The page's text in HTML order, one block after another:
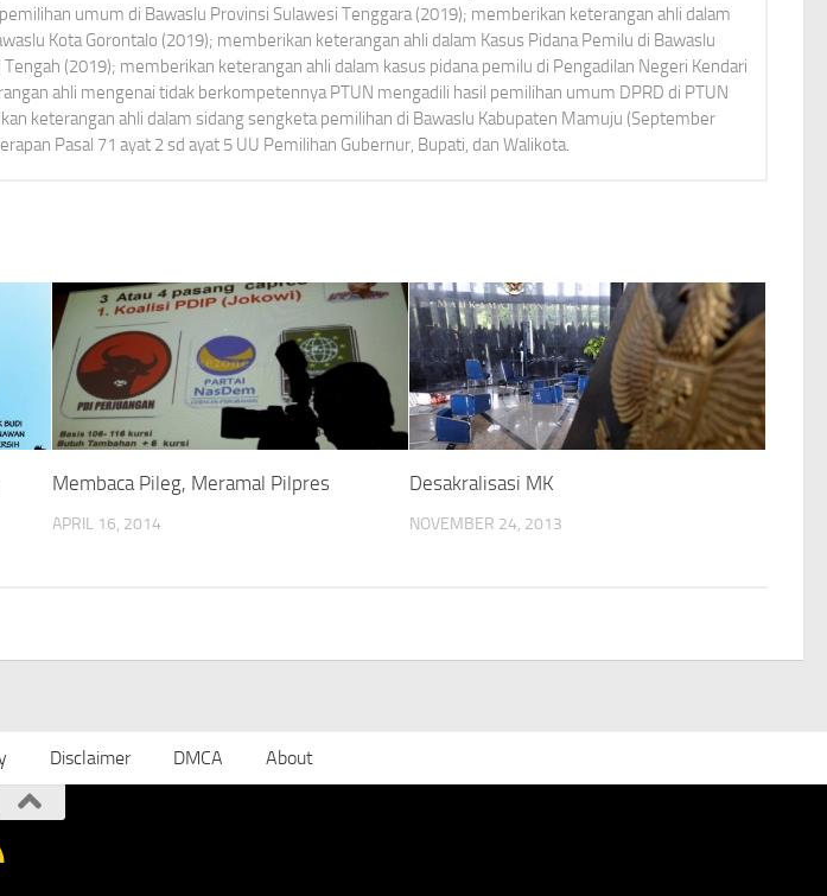
umum di Bawaslu Provinsi Sulawesi Tenggara (2019); memberikan keterangan ahli dalam
Kota Gorontalo (2019); memberikan keterangan ahli dalam Kasus Pidana Pemilu di Bawaslu
Tengah (2019); memberikan keterangan ahli dalam kasus pidana pemilu di Pengadilan Negeri Kendari
ahli mengenai tidak berkompetennya PTUN mengadili hasil pemilihan umum DPRD di PTUN
keterangan ahli dalam sidang sengketa pemilihan di Bawaslu Kabupaten Mamuju (September
Pasal 71 ayat 2 sd ayat 5 UU Pemilihan Gubernur, Bupati, dan Walikota.
Membaca Pileg, Meramal Pilpres
APRIL 16, 2014
Desakralisasi MK
NOVEMBER 24, 2013
Disclaimer DMCA About